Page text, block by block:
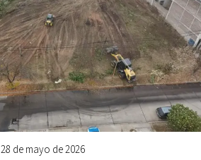
28 de mayo de 2026